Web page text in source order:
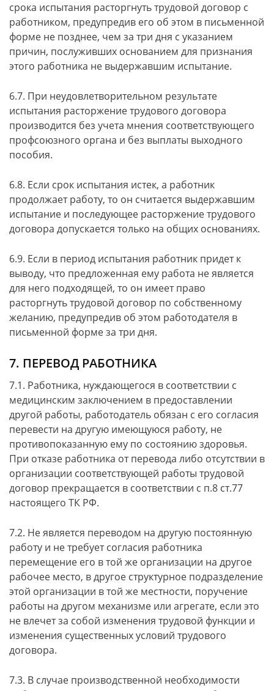
срока испытания расторгнуть трудовой договор с
работником, предупредив его об этом в письменной
форме не позднее, чем за три дня с указанием
причин, послуживших основанием для признания
этого работника не выдержавшим испытание.
6.7. При неудовлетворительном результате
испытания расторжение трудового договора
производится без учета мнения соответствующего
профсоюзного органа и без выплаты выходного
пособия.
6.8. Если срок испытания истек, а работник
продолжает работу, то он считается выдержавшим
испытание и последующее расторжение трудового
договора допускается только на общих основаниях.
6.9. Если в период испытания работник придет к
выводу, что предложенная ему работа не является
для него подходящей, то он имеет право
расторгнуть трудовой договор по собственному
желанию, предупредив об этом работодателя в
письменной форме за три дня.
7. ПЕРЕВОД РАБОТНИКА
7.1. Работника, нуждающегося в соответствии с
медицинским заключением в предоставлении
другой работы, работодатель обязан с его согласия
перевести на другую имеющуюся работу, не
противопоказанную ему по состоянию здоровья.
При отказе работника от перевода либо отсутствии в
организации соответствующей работы трудовой
договор прекращается в соответствии с п.8 ст.77
настоящего ТК РФ.
7.2. Не является переводом на другую постоянную
работу и не требует согласия работника
перемещение его в той же организации на другое
рабочее место, в другое структурное подразделение
этой организации в той же местности, поручение
работы на другом механизме или агрегате, если это
не влечет за собой изменения трудовой функции и
изменения существенных условий трудового
договора.
7.3. В случае производственной необходимости